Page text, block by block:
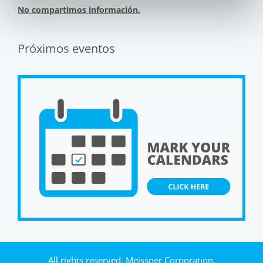
No compartimos información.
Próximos eventos
All rights reserved, Meissner Corporation.